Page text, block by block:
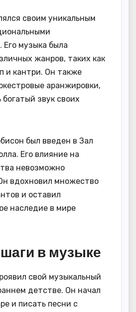
своим уникальным
Его музыка была
жанров, таких как
и кантри. Он также
аранжировки,
звук своих
был введен в Зал
Его влияние на
невозможно
вдохновил множество
и оставил
наследие в мире
в музыке
свой музыкальный
детстве. Он начал
и писать песни с